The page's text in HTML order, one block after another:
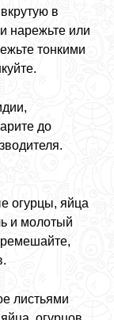
в
нарежьте или
тонкими
до
огурцы, яйца
и молотый
листьями